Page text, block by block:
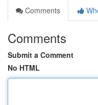
Comments
Comments
Submit a Comment
No HTML